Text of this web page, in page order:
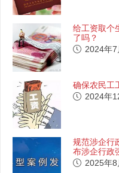
给工资取个
了吗？
2024年7
确保农民工
2024年
规范涉企行
布涉企行政
2025年8